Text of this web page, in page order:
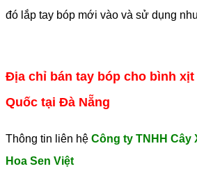
đó lắp tay bóp mới vào và sử dụng
Địa chỉ bán tay bóp cho bình xịt
Quốc tại Đà Nẵng
Thông tin liên hệ Công ty TNHH Cây
Hoa Sen Việt